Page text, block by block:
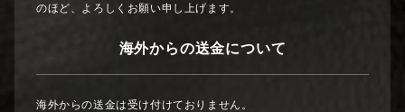
のほど、よろしくお願い申し上げます。
海外からの送金について
海外からの送金は受け付けておりません。